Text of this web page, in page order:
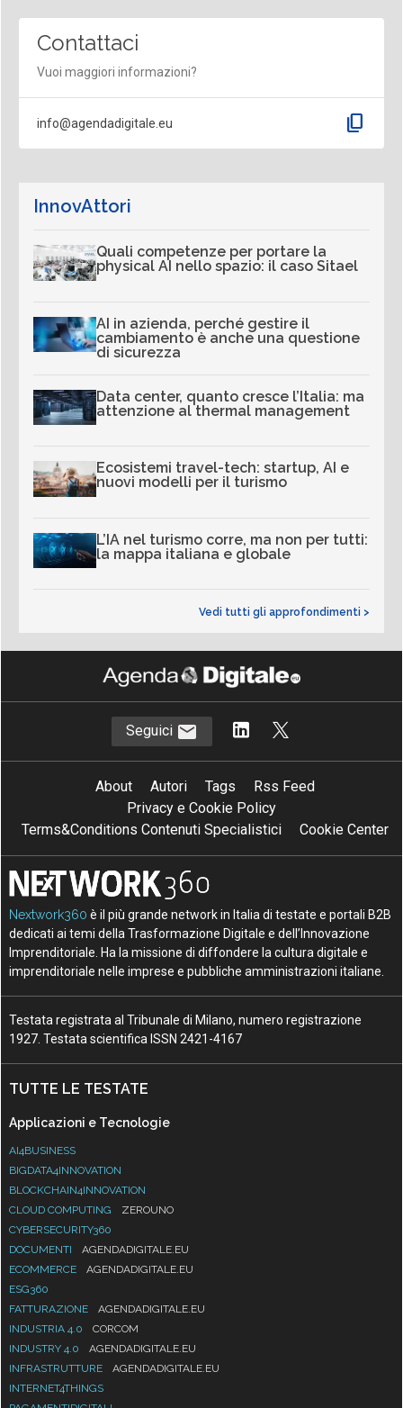
Contattaci
Vuoi maggiori informazioni?
info@agendadigitale.eu content_copy
InnovAttori
Quali competenze per portare la
physical AI nello spazio: il caso Sitael
AI in azienda, perché gestire il
cambiamento è anche una questione
di sicurezza
Data center, quanto cresce l’Italia: ma
attenzione al thermal management
Ecosistemi travel-tech: startup, AI e
nuovi modelli per il turismo
L’IA nel turismo corre, ma non per tutti:
la mappa italiana e globale
Vedi tutti gli approfondimenti >
Seguici
About Autori Tags
Rss Feed
Privacy e Cookie Policy
Terms&Conditions Contenuti Specialistici
Cookie Center
Nextwork360 è il più grande network in Italia di testate e portali B2B
dedicati ai temi della Trasformazione Digitale e dell’Innovazione
Imprenditoriale. Ha la missione di diffondere la cultura digitale e
imprenditoriale nelle imprese e pubbliche amministrazioni italiane.
Testata registrata al Tribunale di Milano, numero registrazione
1927. Testata scientifica ISSN 2421-4167
TUTTE LE TESTATE
Applicazioni e Tecnologie
AI4BUSINESS
BIGDATA4INNOVATION
BLOCKCHAIN4INNOVATION
CLOUD COMPUTING
ZEROUNO
CYBERSECURITY360
DOCUMENTI
AGENDADIGITALE.EU
ECOMMERCE
AGENDADIGITALE.EU
ESG360
FATTURAZIONE
AGENDADIGITALE.EU
INDUSTRIA 4.0
CORCOM
INDUSTRY 4.0
AGENDADIGITALE.EU
INFRASTRUTTURE
AGENDADIGITALE.EU
INTERNET4THINGS